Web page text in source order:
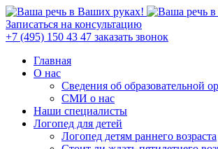
Записаться на консультацию
+7 (495) 150 43 47 заказать звонок
Главная
О нас
Сведения об образовательной
СМИ о нас
Наши специалисты
Логопед для детей
Логопед детям раннего возраста